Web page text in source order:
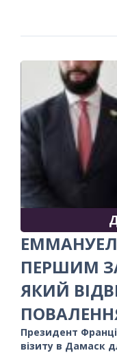
ПЕРШИМ
ЯКИЙ
Президент
візиту в Дамаск